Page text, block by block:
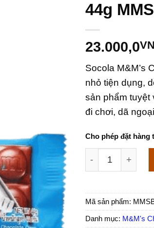
44g
23.000,0
Socola M&M’s
nhỏ tiện dụng,
sản phẩm tuyệt
đi chơi, dã ngoại
Cho phép đặt
Socola M&M's
Mã sản phẩm:
Danh mục: M&M's